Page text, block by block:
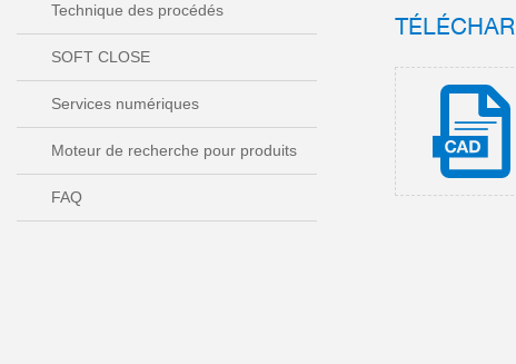
Technique des procédés
SOFT CLOSE
Services numériques
Moteur de recherche pour produits
FAQ